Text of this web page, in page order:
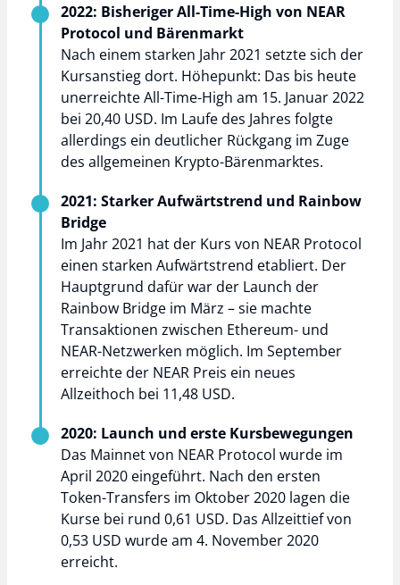
2022: Bisheriger All-Time-High von NEAR
Protocol und Bärenmarkt
Nach einem starken Jahr 2021 setzte sich der
Kursanstieg dort. Höhepunkt: Das bis heute
unerreichte All-Time-High am 15. Januar 2022
bei 20,40 USD. Im Laufe des Jahres folgte
allerdings ein deutlicher Rückgang im Zuge
des allgemeinen Krypto-Bärenmarktes.
2021: Starker Aufwärtstrend und Rainbow
Bridge
Im Jahr 2021 hat der Kurs von NEAR Protocol
einen starken Aufwärtstrend etabliert. Der
Hauptgrund dafür war der Launch der
Rainbow Bridge im März – sie machte
Transaktionen zwischen Ethereum- und
NEAR-Netzwerken möglich. Im September
erreichte der NEAR Preis ein neues
Allzeithoch bei 11,48 USD.
2020: Launch und erste Kursbewegungen
Das Mainnet von NEAR Protocol wurde im
April 2020 eingeführt. Nach den ersten
Token-Transfers im Oktober 2020 lagen die
Kurse bei rund 0,61 USD. Das Allzeittief von
0,53 USD wurde am 4. November 2020
erreicht.